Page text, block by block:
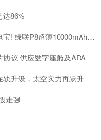
达86%
海陆证券 行业首款新国标磁吸充电宝! 绿联P8超薄10000mAh磁吸移动电源开启预约
同花财富 高通与宝马签署十年芯片协议 供应数字座舱及ADAS计算芯片
轨升级，太空实力再跃升
走强